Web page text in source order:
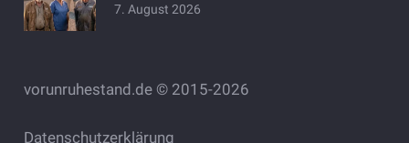
7. August 2026
vorunruhestand.de © 2015-2026
Datenschutzerklärung